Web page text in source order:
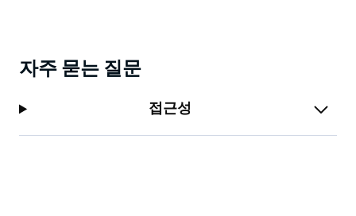
자주 묻는 질문
접근성